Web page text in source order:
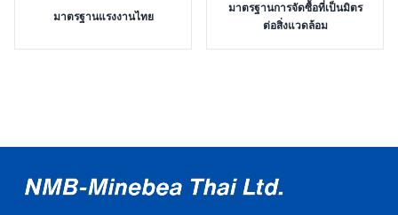
มาตรฐานแรงงานไทย
มาตรฐานการจัดซื้อที่เป็นมิตร
ต่อสิ่งแวดล้อม